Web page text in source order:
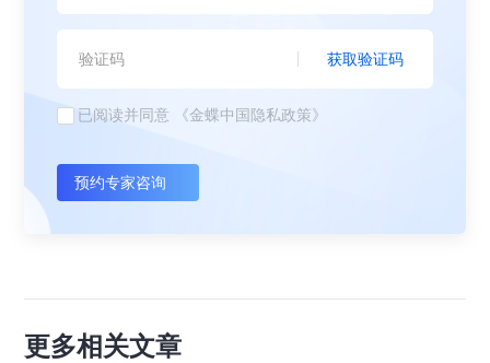
获取验证码
已阅读并同意 《金蝶中国隐私政策》
预约专家咨询
更多相关文章